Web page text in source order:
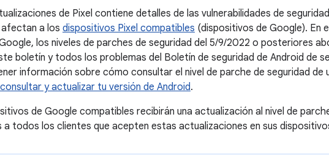
de Pixel contiene detalles de las vulnerabilidades de
a los dispositivos Pixel compatibles (dispositivos de Google). En
los niveles de parches de seguridad del 5/9/2022 o posteriores
boletín y todos los problemas del Boletín de seguridad de Android de
información sobre cómo consultar el nivel de parche de seguridad de
y actualizar tu versión de Android.
de Google compatibles recibirán una actualización al nivel de
a todos los clientes que acepten estas actualizaciones en sus